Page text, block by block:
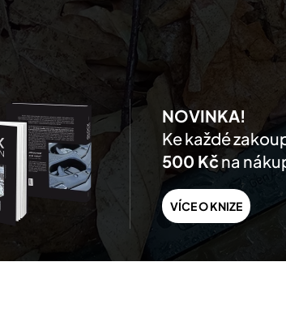
AKTUALITY
NOVINKA!
Ke každé
500 Kčna
VÍCE O KNIZE